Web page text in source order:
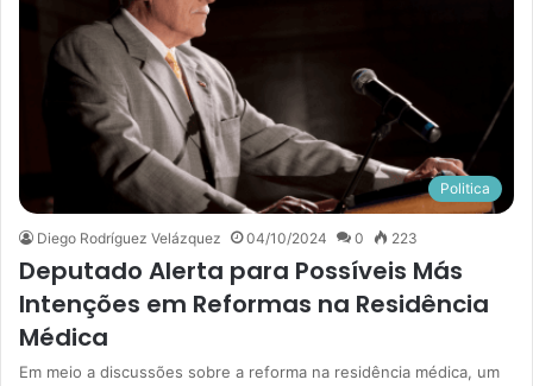
Politica
Diego Rodríguez Velázquez 04/10/2024 0 223
Deputado Alerta para Possíveis Más
Intenções em Reformas na Residência
Médica
Em meio a discussões sobre a reforma na residência médica, um